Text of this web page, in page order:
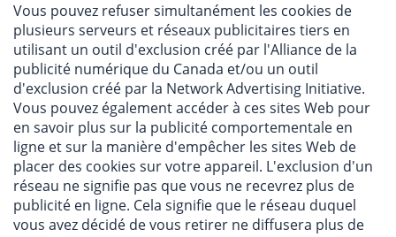
Vous pouvez refuser simultanément les cookies de
plusieurs serveurs et réseaux publicitaires tiers en
utilisant un outil d'exclusion créé par l'Alliance de la
publicité numérique du Canada et/ou un outil
d'exclusion créé par la Network Advertising Initiative.
Vous pouvez également accéder à ces sites Web pour
en savoir plus sur la publicité comportementale en
ligne et sur la manière d'empêcher les sites Web de
placer des cookies sur votre appareil. L'exclusion d'un
réseau ne signifie pas que vous ne recevrez plus de
publicité en ligne. Cela signifie que le réseau duquel
vous avez décidé de vous retirer ne diffusera plus de